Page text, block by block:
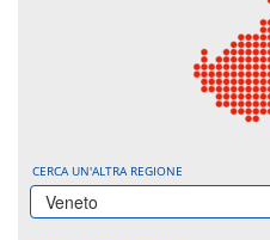
CERCA UN'ALTRA REGIONE
Veneto